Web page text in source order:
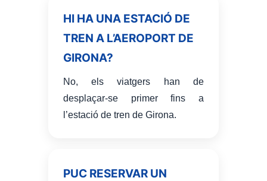
HI HA UNA ESTACIÓ DE
TREN A L’AEROPORT DE
GIRONA?
No, els viatgers han de
desplaçar-se primer fins a
l’estació de tren de Girona.
PUC RESERVAR UN